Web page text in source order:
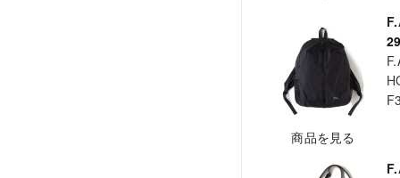
商品を見る